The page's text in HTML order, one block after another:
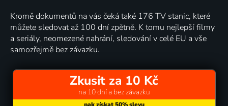
Kromě dokumentů na vás čeká také 176 TV stanic, které
můžete sledovat až 100 dní zpětně. K tomu nejlepší filmy
a seriály, neomezené nahrání, sledování v celé EU a vše
samozřejmě bez závazku.
Zkusit za 10 Kč
na 10 dní a bez závazku